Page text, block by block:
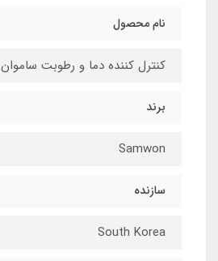
نام محصول
کنترل کننده دما و رطوبت ساموان SU-1133BH
برند
Samwon
سازنده
South Korea